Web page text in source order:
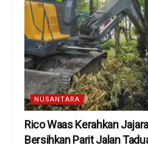
NUSANTARA
Rico Waas Kerahkan
Bersihkan Parit Jalan